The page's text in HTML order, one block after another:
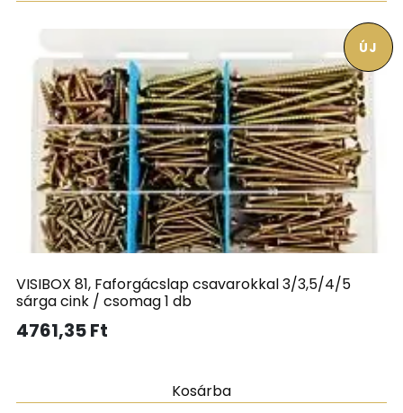
VISIBOX 81, Faforgácslap csavarokkal 3/3,5/4/5
sárga cink / csomag 1 db
4761,35Ft
ÚJ
Kosárba